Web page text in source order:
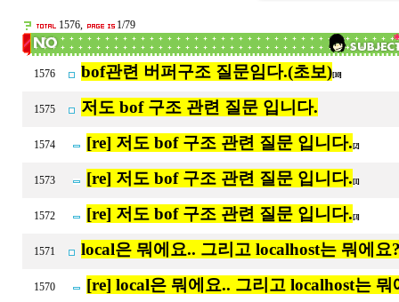
1576, 1/79
1576 bof관련 버퍼구조 질문임다.(초보)[10]
1575 저도 bof 구조 관련 질문 입니다.
1574 [re] 저도 bof 구조 관련 질문 입니다. [2]
1573 [re] 저도 bof 구조 관련 질문 입니다. [1]
1572 [re] 저도 bof 구조 관련 질문 입니다. [3]
1571 local은 뭐에요.. 그리고 localhost는 뭐에요
1570 [re] local은 뭐에요.. 그리고 localhost는 뭐